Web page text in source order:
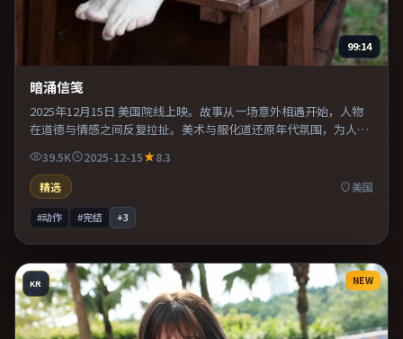
99:14
暗涌信笺
2025年12月15日 美国院线上映。故事从一场意外相遇开始，人物
在道德与情感之间反复拉扯。美术与服化道还原年代氛围，为人物
动机提供可信支撑。整体完成度较高，适合周末一口气看完。
39.5K 2025-12-15
8.3
精选
美国
#动作 #完结 +3
KR NEW